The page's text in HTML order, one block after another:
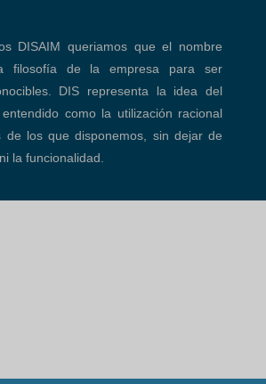
DISAIM queriamos que el nombre
filosofía de la empresa para ser
DIS representa la idea del
como la utilización racional
de los que disponemos, sin dejar de
la funcionalidad.